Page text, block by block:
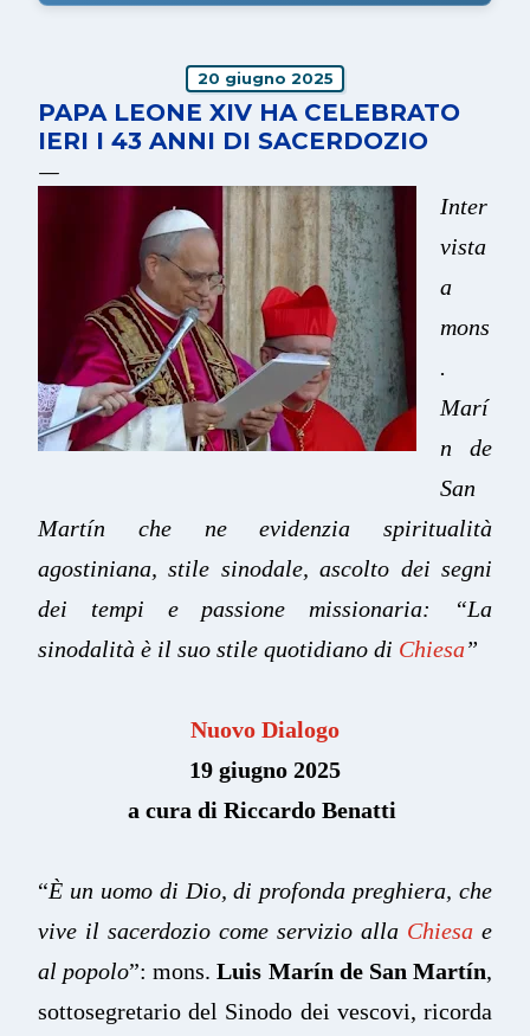
20 giugno 2025
PAPA LEONE XIV HA CELEBRATO
IERI I 43 ANNI DI SACERDOZIO
Inter
vista
a
mons
.
Marí
n de
San
Martín che ne evidenzia spiritualità
agostiniana, stile sinodale, ascolto dei segni
dei tempi e passione missionaria: “La
sinodalità è il suo stile quotidiano di Chiesa”
Nuovo Dialogo
19 giugno 2025
a cura di Riccardo Benatti
“È un uomo di Dio, di profonda preghiera, che
vive il sacerdozio come servizio alla Chiesa e
al popolo”: mons.Luis Marín de San Martín,
sottosegretario del Sinodo dei vescovi, ricorda